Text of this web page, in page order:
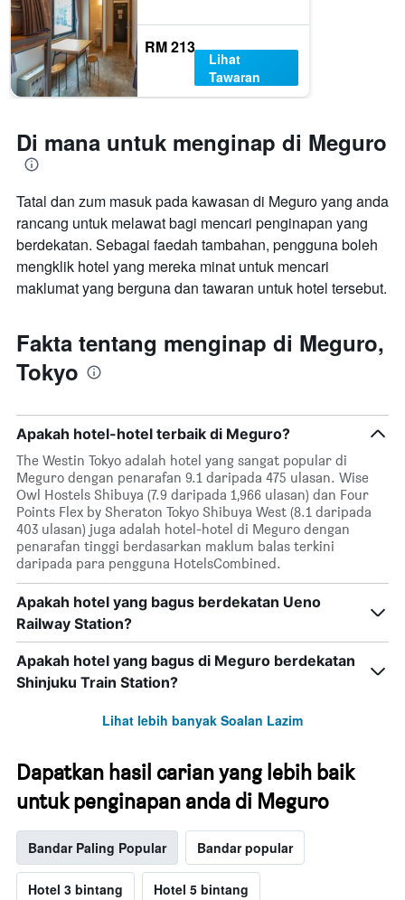
RM 213
Lihat
Tawaran
Di mana untuk menginap di Meguro
Tatal dan zum masuk pada kawasan di Meguro yang anda
rancang untuk melawat bagi mencari penginapan yang
berdekatan. Sebagai faedah tambahan, pengguna boleh
mengklik hotel yang mereka minat untuk mencari
maklumat yang berguna dan tawaran untuk hotel tersebut.
Fakta tentang menginap di Meguro,
Tokyo
Apakah hotel-hotel terbaik di Meguro?
The Westin Tokyo adalah hotel yang sangat popular di
Meguro dengan penarafan 9.1 daripada 475 ulasan. Wise
Owl Hostels Shibuya (7.9 daripada 1,966 ulasan) dan Four
Points Flex by Sheraton Tokyo Shibuya West (8.1 daripada
403 ulasan) juga adalah hotel-hotel di Meguro dengan
penarafan tinggi berdasarkan maklum balas terkini
daripada para pengguna HotelsCombined.
Apakah hotel yang bagus berdekatan Ueno
Railway Station?
Apakah hotel yang bagus di Meguro berdekatan
Shinjuku Train Station?
Lihat lebih banyak Soalan Lazim
Dapatkan hasil carian yang lebih baik
untuk penginapan anda di Meguro
Bandar Paling Popular Bandar popular
Hotel 3 bintang Hotel 5 bintang